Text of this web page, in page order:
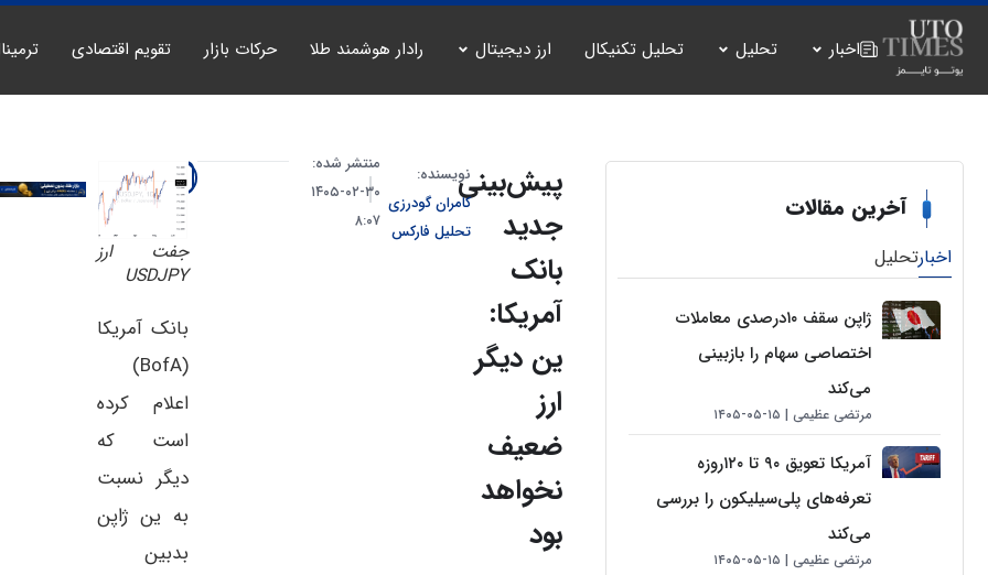
اخبار تحلیل تحلیل تکنیکال ارز دیجیتال رادار هوشمند طلا حرکات بازار تقویم اقتصادی
آخرین مقالات
اخبارتحلیل
ژاپن سقف ۱۰درصدی معاملات
اختصاصی سهام را بازبینی
می‌کند
مرتضی عظیمی ۱۵-۰۵-۱۴۰۵
آمریکا تعویق ۹۰ تا ۱۲۰روزه
تعرفه‌های پلی‌سیلیکون را بررسی
می‌کند
مرتضی عظیمی ۱۵-۰۵-۱۴۰۵
پیش‌بینی
جدید
بانک
آمریکا:
ین دیگر
ارز
ضعیف
نخواهد
بود
نویسنده:
کامران گودرزی
تحلیل فارکس
منتشر شده:
۳۰-۰۲-۱۴۰۵
۸:۰۷
جفت ارز
USDJPY
بانک آمریکا
(BofA)
اعلام کرده
است که
دیگر نسبت
به ین ژاپن
بدبین